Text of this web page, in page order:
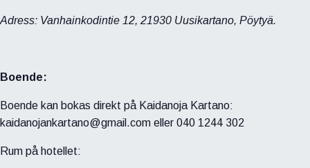
Adress: Vanhainkodintie 12, 21930 Uusikartano, Pöytyä.
Boende:
Boende kan bokas direkt på Kaidanoja Kartano:
kaidanojankartano@gmail.com eller 040 1244 302
Rum på hotellet: